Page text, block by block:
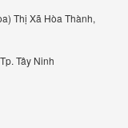
Thị Xã Hòa Thành,
Tây Ninh